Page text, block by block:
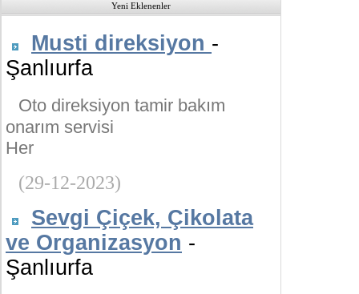
Yeni Eklenenler
Musti direksiyon -
Şanlıurfa
Oto direksiyon tamir bakım
onarım servisi
Her
(29-12-2023)
Sevgi Çiçek, Çikolata
ve Organizasyon -
Şanlıurfa